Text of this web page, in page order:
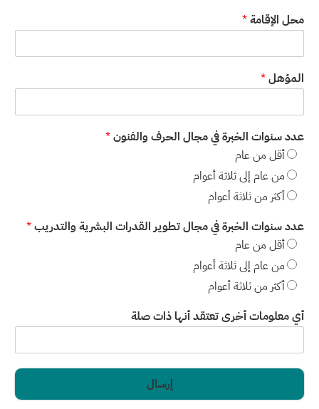
ي
م
ا
ل
خ
ص
ي
محل الإقامة*
المؤهل*
عدد سنوات الخبرة في مجال الحرف والفنون*
أقل من عام
من عام إلى ثلاثة أعوام
أكثر من ثلاثة أعوام
عدد سنوات الخبرة في مجال تطوير القدرات البشرية والتدريب*
أقل من عام
من عام إلى ثلاثة أعوام
أكثر من ثلاثة أعوام
أي معلومات أخرى تعتقد أنها ذات صلة
إرسال